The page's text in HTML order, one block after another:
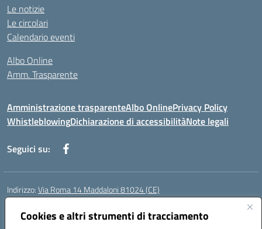
Cookies e altri strumenti di tracciamento
Le notizie
Le circolari
Calendario eventi
Albo Online
Amm. Trasparente
Amministrazione trasparenteAlbo OnlinePrivacy Policy
WhistleblowingDichiarazione di accessibilitàNote legali
Seguici su:
Indirizzo:Via Roma 14 Maddaloni 81024 (CE)
Centralino:
Posta elettronica certificata (PEC):ceic8an00r@pec.istruzione.it